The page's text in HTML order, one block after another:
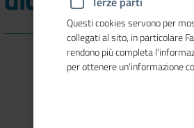
Questi cookies servono per
collegati al sito, in particolare
rendono più completa
per ottenere un'informazione